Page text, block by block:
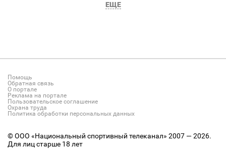
ЕЩЕ
Помощь
Обратная связь
О портале
Реклама на портале
Пользовательское соглашение
Охрана труда
Политика обработки персональных данных
© ООО «Национальный спортивный телеканал» 2007 — 2026.
Для лиц старше 18 лет